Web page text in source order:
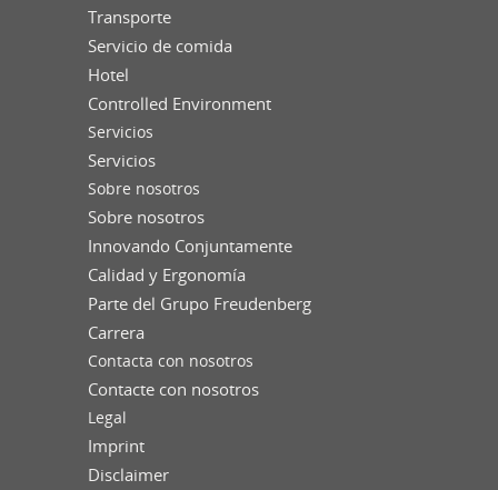
Transporte
Servicio de comida
Hotel
Controlled Environment
Servicios
Servicios
Sobre nosotros
Sobre nosotros
Innovando Conjuntamente
Calidad y Ergonomía
Parte del Grupo Freudenberg
Carrera
Contacta con nosotros
Contacte con nosotros
Legal
Imprint
Disclaimer